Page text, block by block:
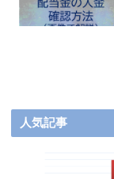
人気記事